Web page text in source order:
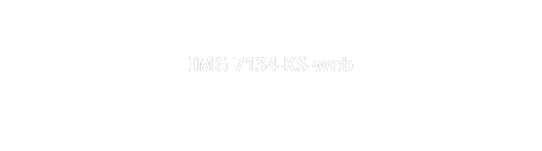
IMG 7134-KS-web